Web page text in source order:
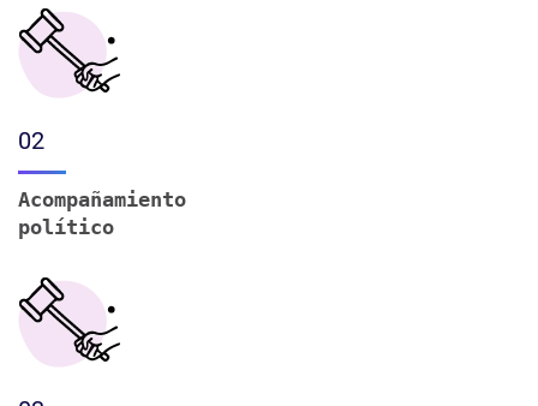
02
Acompañamiento
político